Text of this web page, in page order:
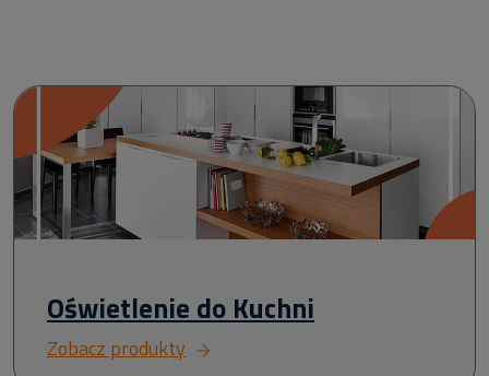
Oświetlenie do Kuchni
Zobacz produkty